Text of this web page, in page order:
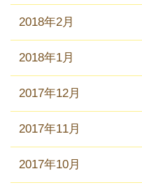
2018年2月
2018年1月
2017年12月
2017年11月
2017年10月